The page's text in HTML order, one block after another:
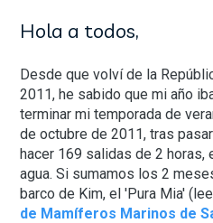
Hola a todos,
Desde que volví de la
2011, he sabido que mi año
terminar mi temporada de
de octubre de 2011, tras
hacer 169 salidas de 2 horas,
agua. Si sumamos los 2
barco de Kim, el 'Pura Mia'
de Mamíferos Marinos de